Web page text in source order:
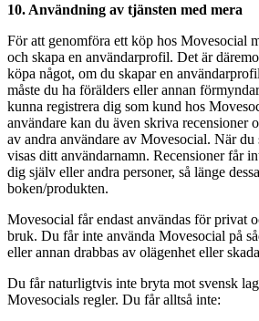
10. Användning av tjänsten med mera
För att genomföra ett köp hos Movesocial
och skapa en användarprofil. Det är
köpa något, om du skapar en
måste du ha förälders eller annan
kunna registrera dig som kund hos
användare kan du även skriva recensioner
av andra användare av Movesocial. När du
visas ditt användarnamn. Recensioner får
dig själv eller andra personer, så länge
boken/produkten.
Movesocial får endast användas för privat
bruk. Du får inte använda Movesocial på
eller annan drabbas av olägenhet eller
Du får naturligtvis inte bryta mot svensk
Movesocials regler. Du får alltså inte: